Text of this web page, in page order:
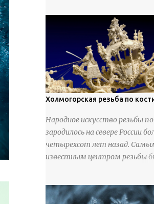
Холмогорская резьба по
Народное искусство резьбы
зародилось на севере России
четырехсот лет назад.
известным центром резьбы
служили кости тюленей, рыб